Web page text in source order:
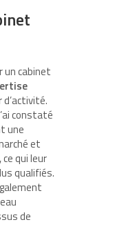
un cabinet
constaté
une
et
qui leur
qualifiés.
de